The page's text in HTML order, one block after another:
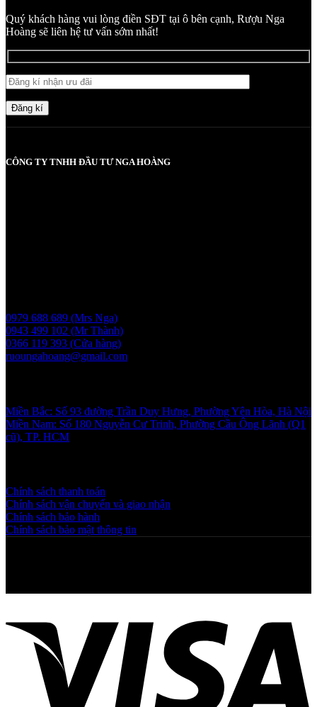
Quý khách hàng vui lòng điền SĐT tại ô bên cạnh, Rượu Nga
Hoàng sẽ liên hệ tư vấn sớm nhất!
Đăng kí
CÔNG TY TNHH ĐẦU TƯ NGA HOÀNG
0979 688 689 (Mrs Nga)
0943 499 102 (Mr Thành)
0366 119 393 (Cửa hàng)
ruoungahoang@gmail.com
Miền Bắc: Số 93 đường Trần Duy Hưng, Phường Yên Hòa, Hà Nội
Miền Nam: Số 180 Nguyễn Cư Trinh, Phường Cầu Ông Lãnh (Q1
cũ), TP. HCM
Chính sách thanh toán
Chính sách vận chuyển và giao nhận
Chính sách bảo hành
Chính sách bảo mật thông tin